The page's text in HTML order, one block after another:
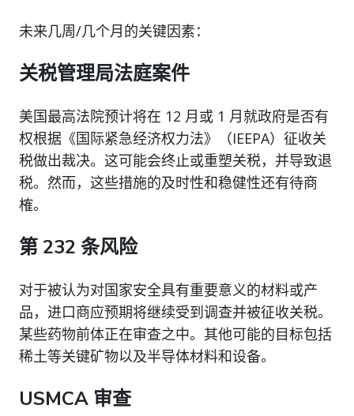
未来几周/几个月的关键因素：
关税管理局法庭案件
美国最高法院预计将在 12 月或 1 月就政府是否有
权根据《国际紧急经济权力法》（IEEPA）征收关
税做出裁决。这可能会终止或重塑关税，并导致退
税。然而，这些措施的及时性和稳健性还有待商
榷。
第 232 条风险
对于被认为对国家安全具有重要意义的材料或产
品，进口商应预期将继续受到调查并被征收关税。
某些药物前体正在审查之中。其他可能的目标包括
稀土等关键矿物以及半导体材料和设备。
USMCA 审查